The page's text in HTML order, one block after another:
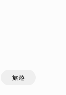
旅遊